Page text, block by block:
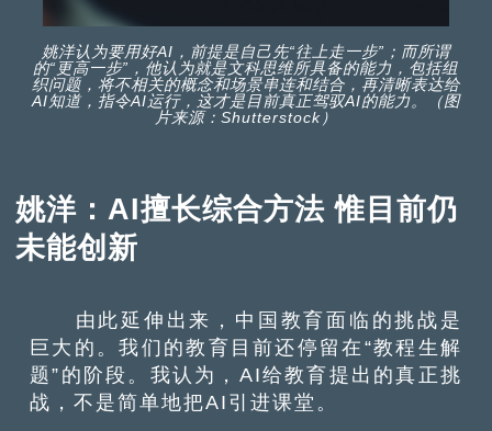
姚洋认为要用好AI，前提是自己先“往上走一步”；而所谓
的“更高一步”，他认为就是文科思维所具备的能力，包括组
织问题，将不相关的概念和场景串连和结合，再清晰表达给
AI知道，指令AI运行，这才是目前真正驾驭AI的能力。（图
片来源：Shutterstock）
姚洋：AI擅长综合方法 惟目前仍
未能创新
由此延伸出来，中国教育面临的挑战是
巨大的。我们的教育目前还停留在“教程生解
题”的阶段。我认为，AI给教育提出的真正挑
战，不是简单地把AI引进课堂。